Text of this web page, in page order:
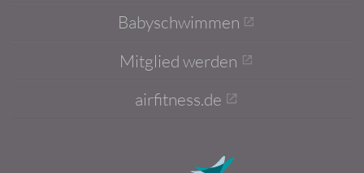
Babyschwimmen
Mitglied werden
airfitness.de